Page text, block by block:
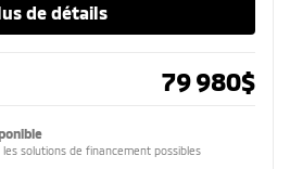
de détails
79 980$
solutions de financement possibles